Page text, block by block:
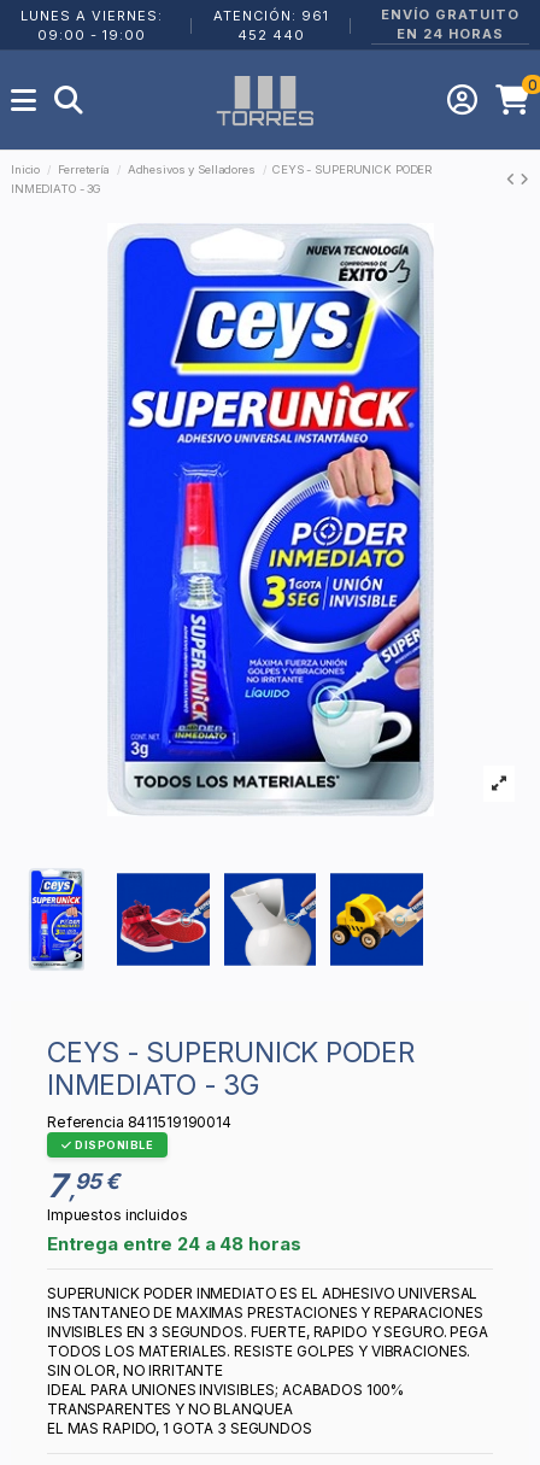
LUNES A VIERNES:
09:00 - 19:00
ATENCIÓN: 961
452 440
ENVÍO GRATUITO
EN 24 HORAS
0
Inicio Ferretería Adhesivos y Selladores
CEYS - SUPERUNICK PODER
INMEDIATO - 3G
CEYS - SUPERUNICK PODER
INMEDIATO - 3G
Referencia 8411519190014
DISPONIBLE
7,95 €
Impuestos incluidos
Entrega entre 24 a 48 horas
SUPERUNICK PODER INMEDIATO ES EL ADHESIVO UNIVERSAL
INSTANTANEO DE MAXIMAS PRESTACIONES Y REPARACIONES
INVISIBLES EN 3 SEGUNDOS. FUERTE, RAPIDO Y SEGURO. PEGA
TODOS LOS MATERIALES. RESISTE GOLPES Y VIBRACIONES.
SIN OLOR, NO IRRITANTE
IDEAL PARA UNIONES INVISIBLES; ACABADOS 100%
TRANSPARENTES Y NO BLANQUEA
EL MAS RAPIDO, 1 GOTA 3 SEGUNDOS